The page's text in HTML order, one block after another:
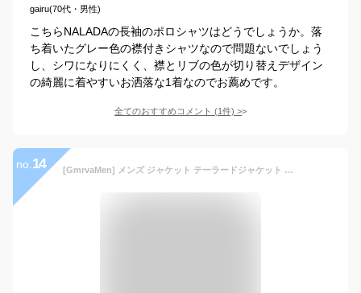
gairu(70代・男性)
こちらNALADAの長袖のポロシャツはどうでしょうか。落
ち着いたグレー色の襟付きシャツなので問題ないでしょう
し、シワになりにくく、襟とリブの色が切り替えデザイン
の綺麗に着やすいお洒落な1着なのでお薦めです。
全てのおすすめコメント (1件) >
no. 14 [GmrvaMen] メンズ ジャケット テーラードジャケット ストレッチ ビジネス スーツジャケット ブレザー シングル 2つボタン 細身 カジュアル おしゃれ アウター 春 秋 (ブラック, XL)